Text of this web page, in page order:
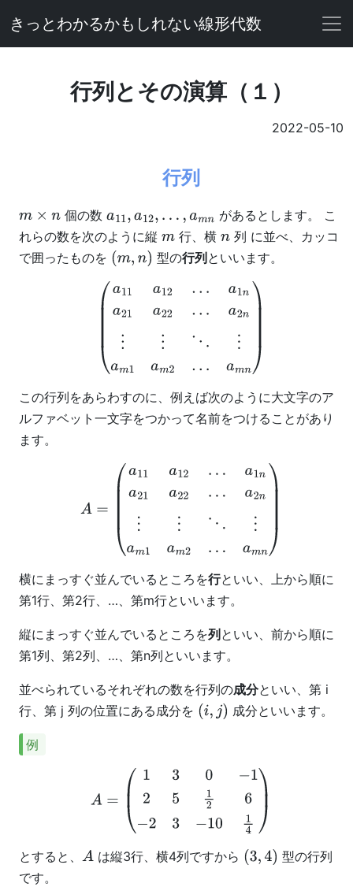
きっとわかるかもしれない線形代数
行列とその演算（１）
2022-05-10
行列
m×n 個の数a11,a 12,… ,am n
があるとします。 こ
れらの数を次のように縦 m 行、横n 列 に並べ、カッコ
で囲ったものを (m,n ) 型の行列 といいます。
n a21a …a2 ⋮ ⋮ ⋮am 1a
この行列をあらわすのに、例えば次のように大文字のア
ルファベット一文字をつかって名前をつけることがあり
ます。
a 21a22 …a2n ⋮ ⋱ am1 am
横にまっすぐ並んでいるところを行といい、上から順に
第1行、第2行、…、第m行といいます。
縦にまっすぐ並んでいるところを列といい、前から順に
第1列、第2列、…、第n列といいます。
並べられているそれぞれの数を行列の成分といい、第 i
行、第 j 列の位置にある成分を (i,j ) 成分といいます。
例
13 0− 51 23 1014)
とすると、 Aは縦3行、横4列ですから (3,4)
型の行列
です。